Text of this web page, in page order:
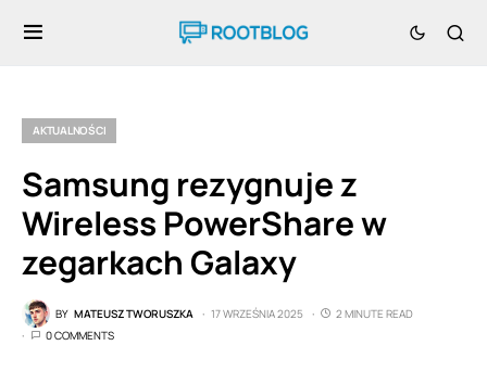
AKTUALNOŚCI
Samsung rezygnuje z
Wireless PowerShare w
zegarkach Galaxy
BY MATEUSZ TWORUSZKA 17 WRZEŚNIA 2025
2 MINUTE READ
0 COMMENTS